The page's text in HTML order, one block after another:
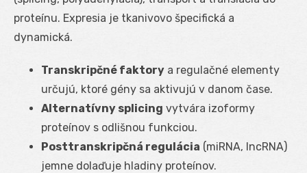
proteínu. Expresia je tkanivovo špecifická a
dynamická.
Transkripčné faktory a regulačné elementy
určujú, ktoré gény sa aktivujú v danom čase.
Alternatívny splicing vytvára izoformy
proteínov s odlišnou funkciou.
Posttranskripčná regulácia (miRNA, lncRNA)
jemne dolaďuje hladiny proteínov.